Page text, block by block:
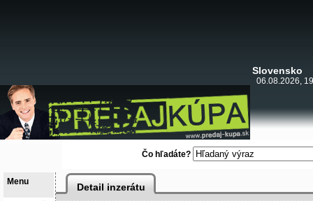
Slovensko
06.08.2026,
Čo hľadáte?
Menu Detail inzerátu